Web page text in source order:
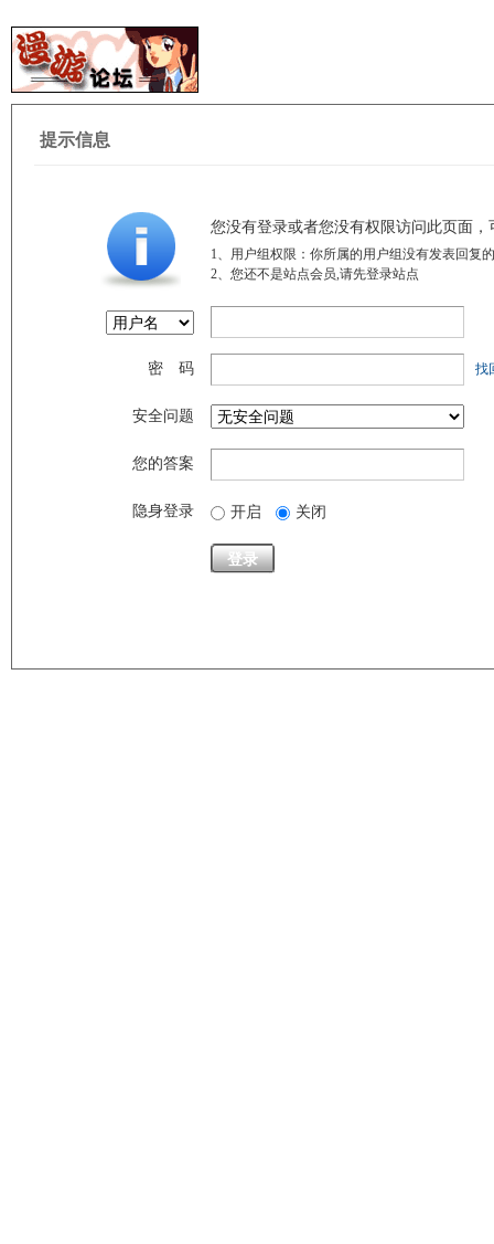
提示信息
您没有登录或者您没有权限访问此页面
1、用户组权限：你所属的用户组没有发表回复
2、您还不是站点会员,请先登录站点
密 码 找
安全问题
您的答案
隐身登录 开启 关闭
登录